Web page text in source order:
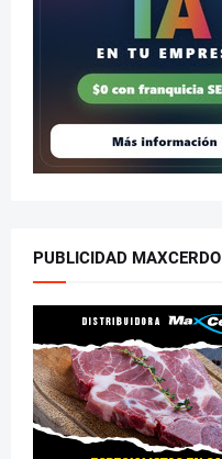
PUBLICIDAD MAXCERDO